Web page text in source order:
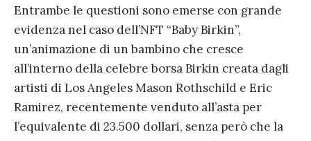
Entrambe le questioni sono emerse con grande
evidenza nel caso dell’NFT “Baby Birkin”,
un’animazione di un bambino che cresce
all’interno della celebre borsa Birkin creata dagli
artisti di Los Angeles Mason Rothschild e Eric
Ramirez, recentemente venduto all’asta per
l’equivalente di 23.500 dollari, senza però che la